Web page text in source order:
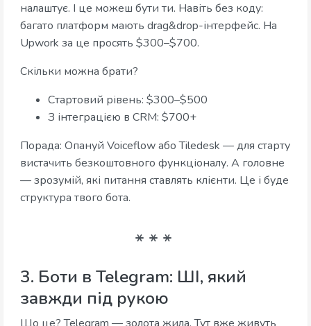
налаштує. І це можеш бути ти. Навіть без коду:
багато платформ мають drag&drop-інтерфейс. На
Upwork за це просять $300–$700.
Скільки можна брати?
Стартовий рівень: $300–$500
З інтеграцією в CRM: $700+
Порада: Опануй Voiceflow або Tiledesk — для старту
вистачить безкоштовного функціоналу. А головне
— зрозумій, які питання ставлять клієнти. Це і буде
структура твого бота.
3. Боти в Telegram: ШІ, який
завжди під рукою